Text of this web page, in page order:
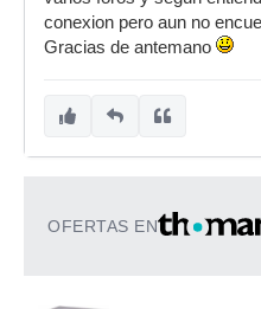
conexion pero aun no
Gracias de antemano
OFERTAS EN